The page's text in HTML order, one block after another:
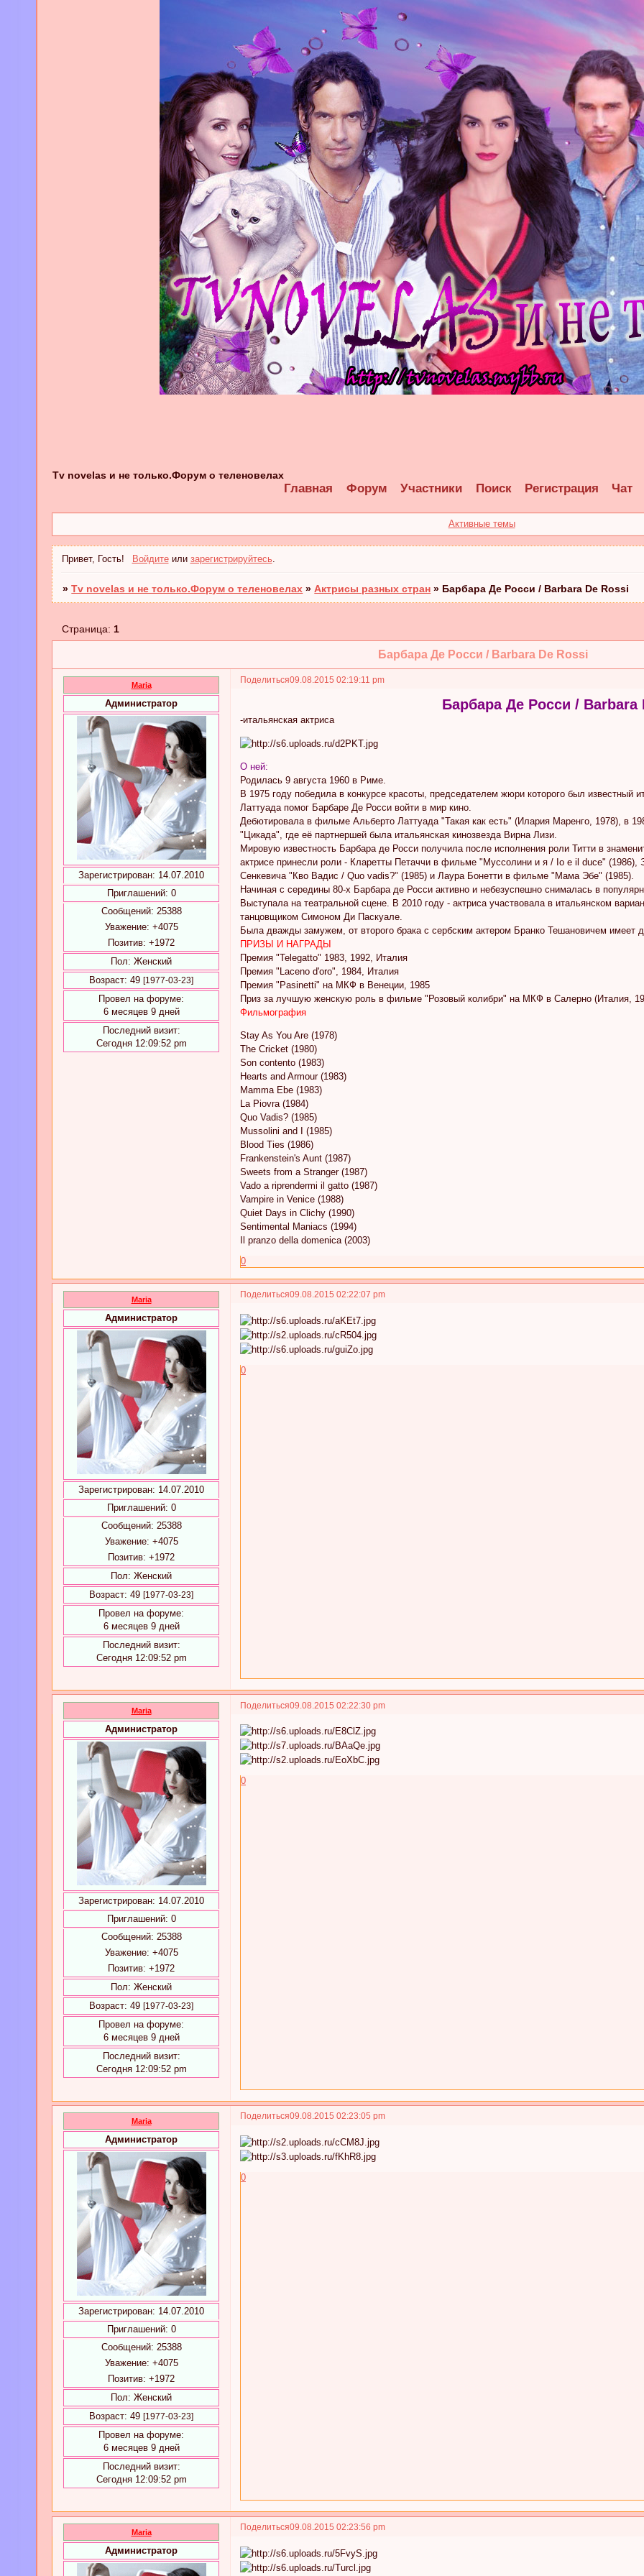
Tv novelas и не только.Форум о теленовелах
Главная Форум Участники Поиск Регистрация Чат
Активные темы
Привет, Гость! Войдитеили зарегистрируйтесь.
»Tv novelas и не только.Форум о теленовелах »Актрисы разных стран » Барбара Де Росси / Barbara De Rossi
Барбара Де Росси / Barbara De Rossi
Страница:1
Поделиться09.08.2015 02:19:11 pm
Maria
Администратор
Зарегистрирован: 14.07.2010
Приглашений: 0
Сообщений: 25388
Уважение: +4075
Позитив: +1972
Пол: Женский
Возраст: 49 [1977-03-23]
Провел на форуме:
6 месяцев 9 дней
Последний визит:
Сегодня 12:09:52 pm
Барбара Де Росси / Barbara
-итальянская актриса
О ней:
Родилась 9 августа 1960 в Риме.
В 1975 году победила в конкурсе красоты, председателем жюри которого был известный
Латтуада помог Барбаре Де Росси войти в мир кино.
Дебютировала в фильме Альберто Латтуада "Такая как есть" (Илария Маренго, 1978), в
"Цикада", где её партнершей была итальянская кинозвезда Вирна Лизи.
Мировую известность Барбара де Росси получила после исполнения роли Титти в
актрисе принесли роли - Кларетты Петаччи в фильме "Муссолини и я / Io e il duce" (1986),
Сенкевича "Кво Вадис / Quo vadis?" (1985) и Лаура Бонетти в фильме "Мама Эбе" (1985).
Начиная с середины 80-х Барбара де Росси активно и небезуспешно снималась в
Выступала на театральной сцене. В 2010 году - актриса участвовала в итальянском
танцовщиком Симоном Ди Паскуале.
Была дважды замужем, от второго брака с сербским актером Бранко Тешановичем имеет
ПРИЗЫ И НАГРАДЫ
Премия "Telegatto" 1983, 1992, Италия
Премия "Laceno d'oro", 1984, Италия
Премия "Pasinetti" на МКФ в Венеции, 1985
Приз за лучшую женскую роль в фильме "Розовый колибри" на МКФ в Салерно (Италия,
Фильмография
Stay As You Are (1978)
The Cricket (1980)
Son contento (1983)
Hearts and Armour (1983)
Mamma Ebe (1983)
La Piovra (1984)
Quo Vadis? (1985)
Mussolini and I (1985)
Blood Ties (1986)
Frankenstein's Aunt (1987)
Sweets from a Stranger (1987)
Vado a riprendermi il gatto (1987)
Vampire in Venice (1988)
Quiet Days in Clichy (1990)
Sentimental Maniacs (1994)
Il pranzo della domenica (2003)
0
Поделиться09.08.2015 02:22:07 pm
Maria
Администратор
Зарегистрирован: 14.07.2010
Приглашений: 0
Сообщений: 25388
Уважение: +4075
Позитив: +1972
Пол: Женский
Возраст: 49 [1977-03-23]
Провел на форуме:
6 месяцев 9 дней
Последний визит:
Сегодня 12:09:52 pm
0
Поделиться09.08.2015 02:22:30 pm
Maria
Администратор
Зарегистрирован: 14.07.2010
Приглашений: 0
Сообщений: 25388
Уважение: +4075
Позитив: +1972
Пол: Женский
Возраст: 49 [1977-03-23]
Провел на форуме:
6 месяцев 9 дней
Последний визит:
Сегодня 12:09:52 pm
0
Поделиться09.08.2015 02:23:05 pm
Maria
Администратор
Зарегистрирован: 14.07.2010
Приглашений: 0
Сообщений: 25388
Уважение: +4075
Позитив: +1972
Пол: Женский
Возраст: 49 [1977-03-23]
Провел на форуме:
6 месяцев 9 дней
Последний визит:
Сегодня 12:09:52 pm
0
Поделиться09.08.2015 02:23:56 pm
Maria
Администратор